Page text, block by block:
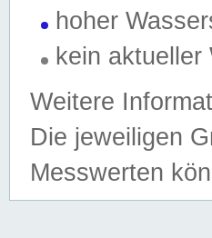
hoher
kein aktueller
Weitere
Die jeweiligen
Messwerten